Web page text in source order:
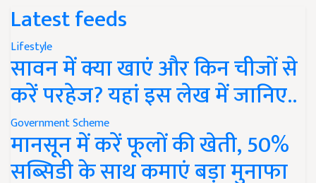
Latest feeds
Lifestyle
सावन में क्या खाएं और किन चीजों से
करें परहेज? यहां इस लेख में जानिए..
Government Scheme
मानसून में करें फूलों की खेती, 50%
सब्सिडी के साथ कमाएं बड़ा मुनाफा